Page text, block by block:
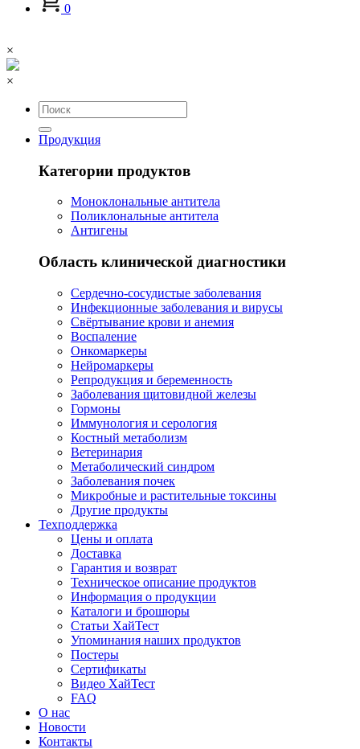
0
×
×
Продукция
Категории продуктов
Моноклональные антитела
Поликлональные антитела
Антигены
Область клинической диагностики
Сердечно-сосудистые заболевания
Инфекционные заболевания и вирусы
Свёртывание крови и анемия
Воспаление
Онкомаркеры
Нейромаркеры
Репродукция и беременность
Заболевания щитовидной железы
Гормоны
Иммунология и серология
Костный метаболизм
Ветеринария
Метаболический синдром
Заболевания почек
Микробные и растительные токсины
Другие продукты
Техподдержка
Цены и оплата
Доставка
Гарантия и возврат
Техническое описание продуктов
Информация о продукции
Каталоги и брошюры
Статьи ХайТест
Упоминания наших продуктов
Постеры
Сертификаты
Видео ХайТест
FAQ
О нас
Новости
Контакты